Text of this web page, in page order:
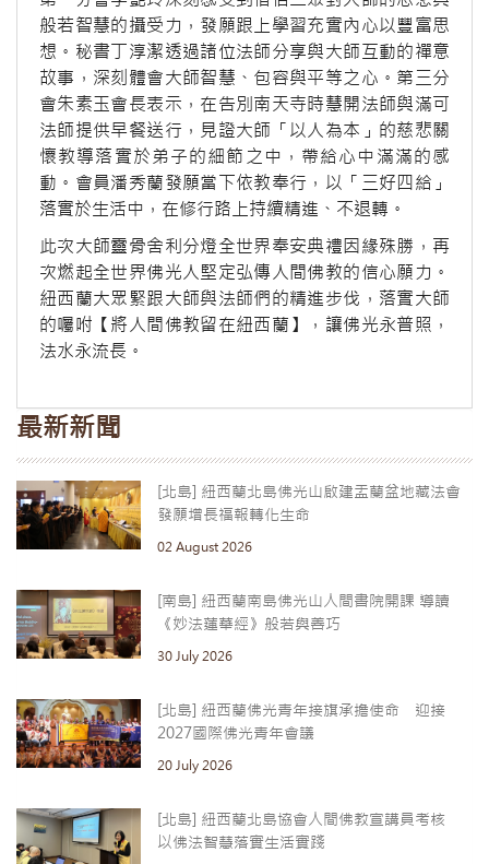
般若智慧的攝受力，發願跟上學習充實內心以豐富思
想。秘書丁淳潔透過諸位法師分享與大師互動的禪意
故事，深刻體會大師智慧、包容與平等之心。第三分
會朱素玉會長表示，在告別南天寺時慧開法師與滿可
法師提供早餐送行，見證大師「以人為本」的慈悲關
懷教導落實於弟子的細節之中，帶給心中滿滿的感
動。會員潘秀蘭發願當下依教奉行，以「三好四給」
落實於生活中，在修行路上持續精進、不退轉。
此次大師靈骨舍利分燈全世界奉安典禮因緣殊勝，再
次燃起全世界佛光人堅定弘傳人間佛教的信心願力。
紐西蘭大眾緊跟大師與法師們的精進步伐，落實大師
的囑咐【將人間佛教留在紐西蘭】，讓佛光永普照，
法水永流長。
最新新聞
[北島] 紐西蘭北島佛光山啟建盂蘭盆地藏法會
發願增長福報轉化生命
02 August 2026
[南島] 紐西蘭南島佛光山人間書院開課 導讀
《妙法蓮華經》般若與善巧
30 July 2026
[北島] 紐西蘭佛光青年接旗承擔使命 迎接
2027國際佛光青年會議
20 July 2026
[北島] 紐西蘭北島協會人間佛教宣講員考核
以佛法智慧落實生活實踐